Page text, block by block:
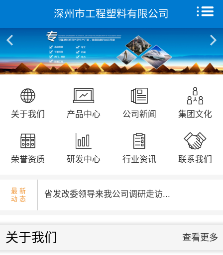
深州市工程塑料有限公司
关于我们 产品中心 公司新闻 集团文化
荣誉资质 研发中心 行业资讯 联系我们
最 新
动 态
核酸检测演练...
国庆升旗仪式...
省发改委领导来我公司调研走访...
关于我们 查看更多
首页
关于我们
产品中心
远征研发中心
集团文化
新闻动态